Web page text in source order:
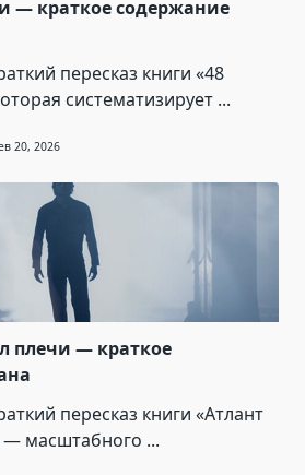
— краткое содержание
пересказ книги «48
систематизирует ...
20, 2026
плечи — краткое
пересказ книги «Атлант
— масштабного ...